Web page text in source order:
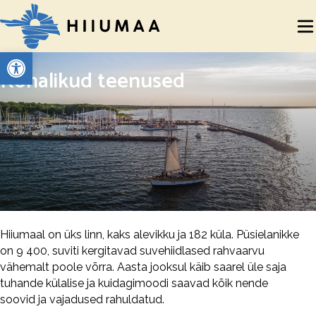
Open toolbar
Kohalikud teenused
Hiiumaal on üks linn, kaks alevikku ja 182 küla. Püsielanikke
on 9 400, suviti kergitavad suvehiidlased rahvaarvu
vähemalt poole võrra. Aasta jooksul käib saarel üle saja
tuhande külalise ja kuidagimoodi saavad kõik nende
soovid ja vajadused rahuldatud.